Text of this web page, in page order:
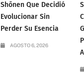
Shōnen Que Decidió
Evolucionar Sin
Perder Su Esencia
AGOSTO 6, 2026